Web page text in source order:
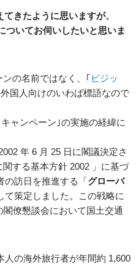
きたように思いますが、
ついてお伺いしたいと思いま
ンの名前ではなく、｢ビジッ
外国人向けのいわば標語なので
ャンペーン｣の実施の経緯に
年 6 月 25 日に閣議決定さ
する基本方針 2002 」に基づ
の訪日を推進する「グローバ
て策定しました。この戦略に
僚懇談会において国土交通
人の海外旅行者が年間約 1,600